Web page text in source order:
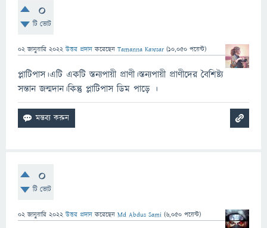
0
টি ভোট
02 জানুয়ারি 2022 উত্তর প্রদান করেছেন Tamanna Kawsar (10,050 পয়েন্ট)
প্লাটিপাস।এটি একটি স্তন্যপায়ী প্রাণী।স্তন্যপায়ী প্রাণীদের বৈশিষ্ট্য
সন্তান জন্মদান।কিন্তু প্লাটিপাস ডিম পাড়ে ।
0
টি ভোট
02 জানুয়ারি 2022 উত্তর প্রদান করেছেন Md Abdus Sami (6,050 পয়েন্ট)